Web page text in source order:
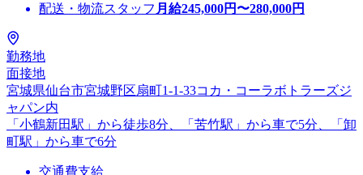
配送・物流スタッフ 月給245,000円〜280,000円
勤務地
面接地
宮城県仙台市宮城野区扇町1-1-33コカ・コーラボトラーズジ
ャパン内
「小鶴新田駅」から徒歩8分、「苦竹駅」から車で5分、「卸
町駅」から車で6分
交通費支給